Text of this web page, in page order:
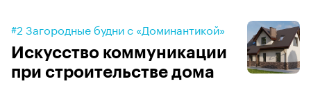
#2 Загородные будни с «Доминантикой»
Искусство коммуникации
при строительстве дома